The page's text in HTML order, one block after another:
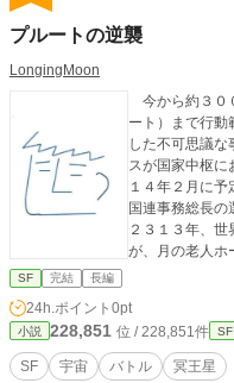
プルートの逆襲
LongingMoon
今から約３０
ート）まで行動
した不可思議
スが国家中枢
１４年２月に
国連事務総長
２３１３年、
が、月の老人ホ
立ち、抗ウィ
はサッカー少年
ールフレンドの
立つ。他の４人
SF 完結 長編
24h.ポイント 0pt
小説 228,851 位 / 228,851件 SF
SF 宇宙 バトル 冥王星